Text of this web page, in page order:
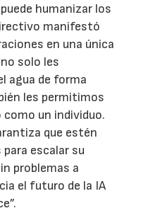
humanizar los
manifestó
en una única
solo les
agua de forma
les permitimos
un individuo.
que estén
escalar su
problemas a
el futuro de la IA